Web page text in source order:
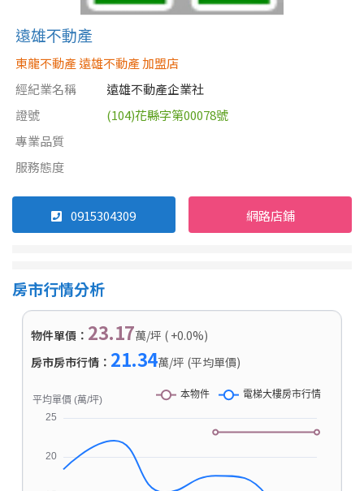
遠雄不動產
東龍不動產 遠雄不動產 加盟店
經紀業名稱
遠雄不動產企業社
證號
(104)花縣字第00078號
專業品質
服務態度
0915304309 網路店鋪
房市行情分析
物件單價： 23.17萬/坪 ( +0.0%)
房市房市行情： 21.34萬/坪 (平均單價)